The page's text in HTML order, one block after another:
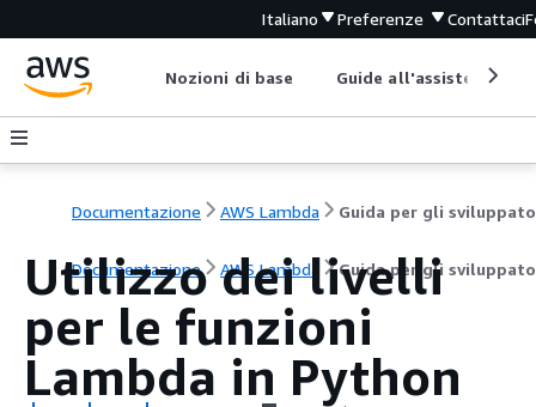
Italiano Preferenze Contattaci
Nozioni di base Guide all'assistenza
Documentazione AWS Lambda Guida per gli
Documentazione AWS Lambda Guida per gli
Utilizzo dei livelli
per le funzioni
Lambda in Python